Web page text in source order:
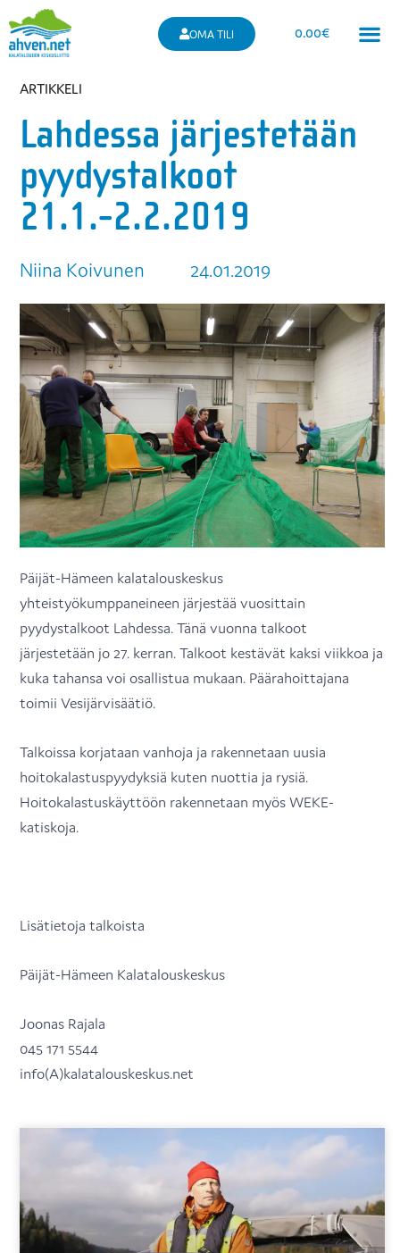
OMA TILI 0.00€
ARTIKKELI
Lahdessa järjestetään
pyydystalkoot
21.1.-2.2.2019
Niina Koivunen 24.01.2019
Päijät-Hämeen kalatalouskeskus
yhteistyökumppaneineen järjestää vuosittain
pyydystalkoot Lahdessa. Tänä vuonna talkoot
järjestetään jo 27. kerran. Talkoot kestävät kaksi viikkoa ja
kuka tahansa voi osallistua mukaan. Päärahoittajana
toimii Vesijärvisäätiö.
Talkoissa korjataan vanhoja ja rakennetaan uusia
hoitokalastuspyydyksiä kuten nuottia ja rysiä.
Hoitokalastuskäyttöön rakennetaan myös WEKE-
katiskoja.
Lisätietoja talkoista
Päijät-Hämeen Kalatalouskeskus
Joonas Rajala
045 171 5544
info(A)kalatalouskeskus.net